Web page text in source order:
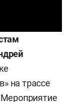
на трассе